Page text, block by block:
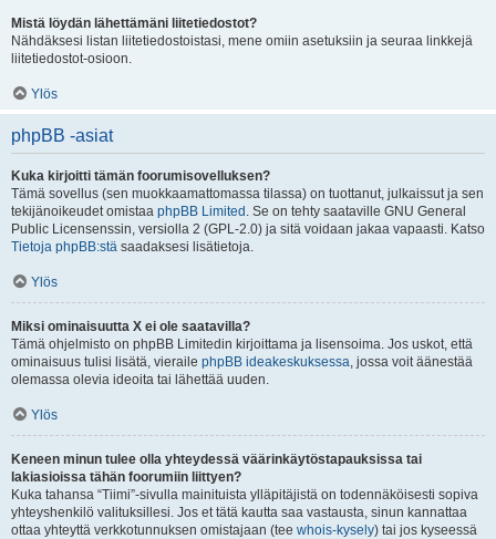
Mistä löydän lähettämäni liitetiedostot?
Nähdäksesi listan liitetiedostoistasi, mene omiin asetuksiin ja seuraa linkkejä
liitetiedostot-osioon.
Ylös
phpBB -asiat
Kuka kirjoitti tämän foorumisovelluksen?
Tämä sovellus (sen muokkaamattomassa tilassa) on tuottanut, julkaissut ja sen
tekijänoikeudet omistaa phpBB Limited . Se on tehty saataville GNU General
Public Licensenssin, versiolla 2 (GPL-2.0) ja sitä voidaan jakaa vapaasti. Katso
Tietoja phpBB:stä saadaksesi lisätietoja.
Ylös
Miksi ominaisuutta X ei ole saatavilla?
Tämä ohjelmisto on phpBB Limitedin kirjoittama ja lisensoima. Jos uskot, että
ominaisuus tulisi lisätä, vieraile phpBB ideakeskuksessa, jossa voit äänestää
olemassa olevia ideoita tai lähettää uuden.
Ylös
Keneen minun tulee olla yhteydessä väärinkäytöstapauksissa tai
lakiasioissa tähän foorumiin liittyen?
Kuka tahansa “Tiimi”-sivulla mainituista ylläpitäjistä on todennäköisesti sopiva
yhteyshenkilö valituksillesi. Jos et tätä kautta saa vastausta, sinun kannattaa
ottaa yhteyttä verkkotunnuksen omistajaan (tee whois-kysely) tai jos kyseessä